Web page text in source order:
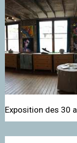
Exposition des 30